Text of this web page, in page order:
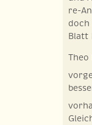
re-
doch
Blatt